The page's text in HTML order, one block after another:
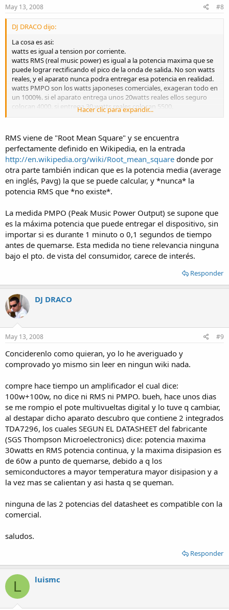
May 13, 2008 #8
DJ DRACO dijo:
La cosa es asi:
watts es igual a tension por corriente.
watts RMS (real music power) es igual a la potencia maxima que se
puede lograr rectificando el pico de la onda de salida. No son watts
reales, y el aparato nunca podra entregar esa potencia en realidad.
watts PMPO son los watts japoneses comerciales, exageran todo en
un 1000%. si el aparato entrega unos 20watts reales ellos seguro
colocan 4000. si entrega 30 watts reales colocan 5500.
integrados y amplificador transistorizados para saber cual es la
tension maxima de salida y la corriente maxima limitada, y asi
sabran la potencia real.
Hacer clic para expandir...
RMS viene de "Root Mean Square" y se encuentra
perfectamente definido en Wikipedia, en la entrada
http://en.wikipedia.org/wiki/Root_mean_square donde por
otra parte también indican que es la potencia media (average
en inglés, Pavg) la que se puede calcular, y *nunca* la
potencia RMS que *no existe*.
La medida PMPO (Peak Music Power Output) se supone que
es la máxima potencia que puede entregar el dispositivo, sin
importar si es durante 1 minuto o 0,1 segundos de tiempo
antes de quemarse. Esta medida no tiene relevancia ninguna
bajo el pto. de vista del consumidor, carece de interés.
Responder
DJ DRACO
May 13, 2008 #9
Conciderenlo como quieran, yo lo he averiguado y
comprovado yo mismo sin leer en ningun wiki nada.
compre hace tiempo un amplificador el cual dice:
100w+100w, no dice ni RMS ni PMPO. bueh, hace unos dias
se me rompio el pote multivueltas digital y lo tuve q cambiar,
al destapar dicho aparato descubro que contiene 2 integrados
TDA7296, los cuales SEGUN EL DATASHEET del fabricante
(SGS Thompson Microelectronics) dice: potencia maxima
30watts en RMS potencia continua, y la maxima disipasion es
de 60w a punto de quemarse, debido a q los
semiconductores a mayor temperatura mayor disipasion y a
la vez mas se calientan y asi hasta q se queman.
ninguna de las 2 potencias del datasheet es compatible con la
comercial.
saludos.
Responder
L luismc